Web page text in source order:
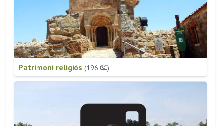
Patrimoni religiós (196 )